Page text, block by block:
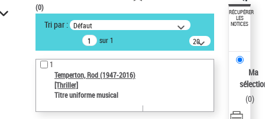
VOTRE RECHERCHE
Recherche avancée dans les
notices d’autorité
Œuvres liées à l'auteur :
Temperton, Rod (1947-2016)
Auteur d’œuvre
(0)
Tri par : Défaut
sur 1
20
résultats/page
1
Temperton, Rod (1947-2016)
[Thriller]
Titre uniforme musical
RÉCUPÉRER
LES
NOTICES
Ma
(0)